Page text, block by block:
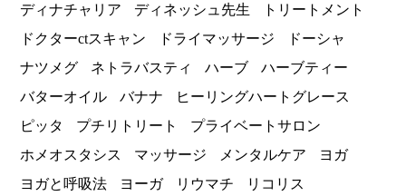
ディナチャリア
ディネッシュ先生
トリートメント
ドクターctスキャン
ドライマッサージ
ドーシャ
ナツメグ
ネトラバスティ ハーブ
ハーブティー
バターオイル
バナナ
ヒーリングハートグレース
ピッタ
プチリトリート
プライベートサロン
ホメオスタシス
マッサージ メンタルケア
ヨガ
ヨガと呼吸法
ヨーガ リウマチ
リコリス